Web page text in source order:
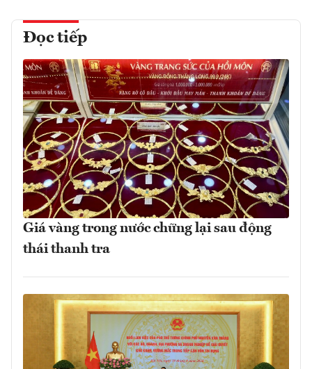
Đọc tiếp
Giá vàng trong nước chững lại sau động
thái thanh tra